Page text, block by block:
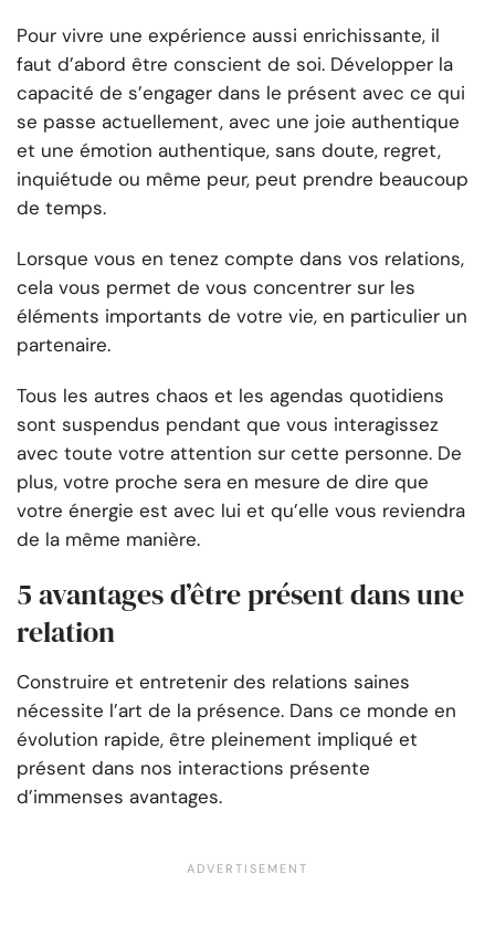
Pour vivre une expérience aussi enrichissante, il
faut d’abord être conscient de soi. Développer la
capacité de s’engager dans le présent avec ce qui
se passe actuellement, avec une joie authentique
et une émotion authentique, sans doute, regret,
inquiétude ou même peur, peut prendre beaucoup
de temps.
Lorsque vous en tenez compte dans vos relations,
cela vous permet de vous concentrer sur les
éléments importants de votre vie, en particulier un
partenaire.
Tous les autres chaos et les agendas quotidiens
sont suspendus pendant que vous interagissez
avec toute votre attention sur cette personne. De
plus, votre proche sera en mesure de dire que
votre énergie est avec lui et qu’elle vous reviendra
de la même manière.
5 avantages d’être présent dans une
relation
Construire et entretenir des relations saines
nécessite l’art de la présence. Dans ce monde en
évolution rapide, être pleinement impliqué et
présent dans nos interactions présente
d’immenses avantages.